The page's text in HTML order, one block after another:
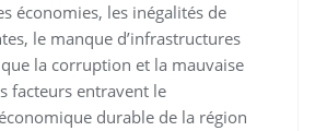
économies, les inégalités de
le manque d’infrastructures
la corruption et la mauvaise
facteurs entravent le
durable de la région